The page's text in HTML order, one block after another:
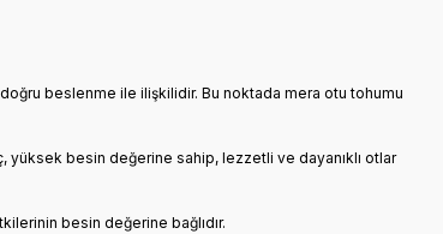
beslenme ile ilişkilidir. Bu noktada mera otu tohumu
yüksek besin değerine sahip, lezzetli ve dayanıklı otlar
besin değerine bağlıdır.